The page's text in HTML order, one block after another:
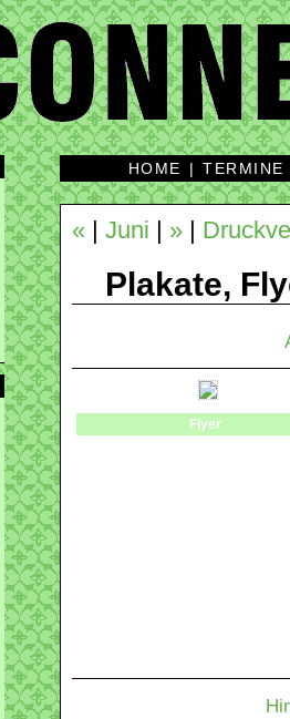
HOME |TERMINE
« Juni »
Plakate,
Flyer